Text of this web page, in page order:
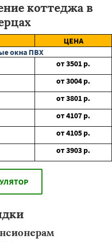
коттеджа в
ЦЕНА
окна ПВХ
от3501 р.
от3004 р.
от3801 р.
от4107 р.
от4105 р.
от3903 р.